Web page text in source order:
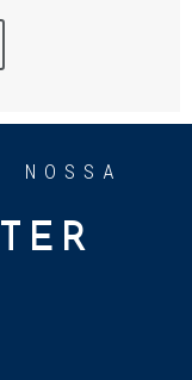
NOSSA